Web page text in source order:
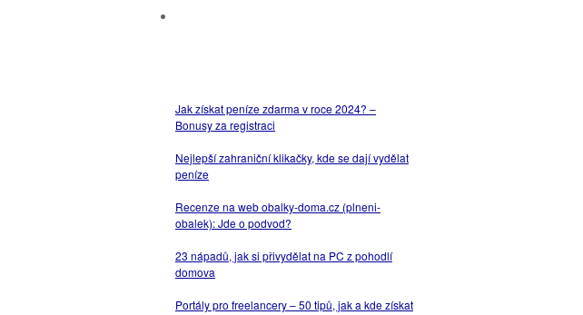
Jak získat peníze zdarma v roce 2024? –
Bonusy za registraci
Nejlepší zahraniční klikačky, kde se dají vydělat
peníze
Recenze na web obalky-doma.cz (plneni-
obalek): Jde o podvod?
23 nápadů, jak si přivydělat na PC z pohodlí
domova
Portály pro freelancery – 50 tipů, jak a kde získat